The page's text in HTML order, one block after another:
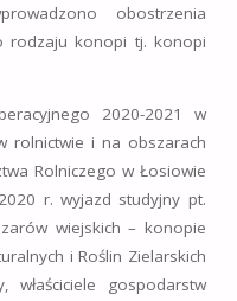
obostrzenia
rodzaju konopi tj. konopi
2020-2021 w
rolnictwie i na obszarach
Rolniczego w Łosiowie
r. wyjazd studyjny pt.
wiejskich – konopie
i Roślin Zielarskich
właściciele gospodarstw